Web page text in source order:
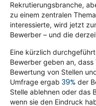
Rekrutierungsbranche,
zu einem zentralen
interessierte, wird jetzt
Bewerber – und die
Eine kürzlich
Bewerber geben an,
Bewertung von Stellen
Umfrage ergab 39% der
Stelle ablehnen oder das
wenn sie den Eindruck